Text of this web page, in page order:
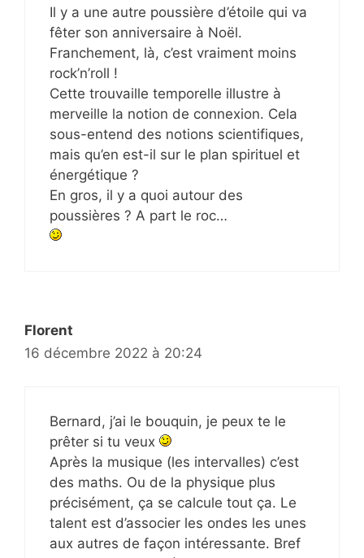
Il y a une autre poussière d’étoile qui va
fêter son anniversaire à Noël.
Franchement, là, c’est vraiment moins
rock’n’roll !
Cette trouvaille temporelle illustre à
merveille la notion de connexion. Cela
sous-entend des notions scientifiques,
mais qu’en est-il sur le plan spirituel et
énergétique ?
En gros, il y a quoi autour des
poussières ? A part le roc…
Florent
16 décembre 2022 à 20:24
Bernard, j’ai le bouquin, je peux te le
prêter si tu veux
Après la musique (les intervalles) c’est
des maths. Ou de la physique plus
précisément, ça se calcule tout ça. Le
talent est d’associer les ondes les unes
aux autres de façon intéressante. Bref